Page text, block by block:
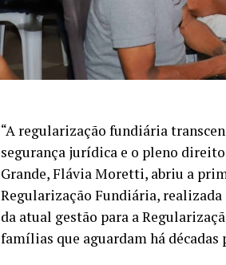
“A regularização fundiária
segurança jurídica e o pleno
Grande, Flávia Moretti, abriu a
Regularização Fundiária,
da atual gestão para a
famílias que aguardam há